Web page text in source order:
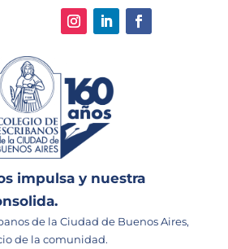
impulsa y nuestra
de la Ciudad de Buenos Aires,
de la comunidad.